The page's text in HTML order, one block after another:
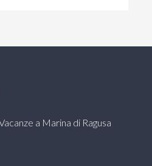
a Marina di Ragusa